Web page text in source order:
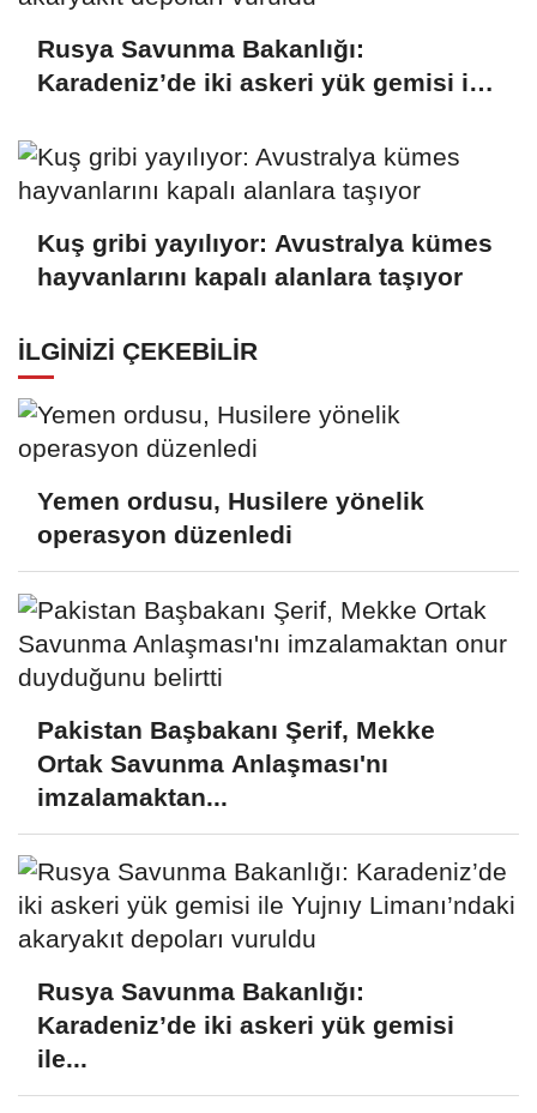
Rusya Savunma Bakanlığı:
Karadeniz’de iki askeri yük gemisi ile
depoları vuruldu
Kuş gribi yayılıyor: Avustralya kümes
hayvanlarını kapalı alanlara taşıyor
İLGINIZI ÇEKEBILIR
Yemen ordusu, Husilere yönelik
operasyon düzenledi
Pakistan Başbakanı Şerif, Mekke
Ortak Savunma Anlaşması'nı
imzalamaktan...
Rusya Savunma Bakanlığı:
Karadeniz’de iki askeri yük gemisi
ile...